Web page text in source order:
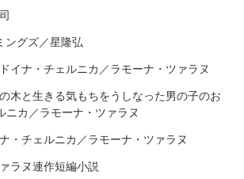
グズ／星隆弘
イナ・チェルニカ／ラモーナ・ツァラヌ
木と生きる気もちをうしなった男の子のお
カ／ラモーナ・ツァラヌ
チェルニカ／ラモーナ・ツァラヌ
ラヌ連作短編小説